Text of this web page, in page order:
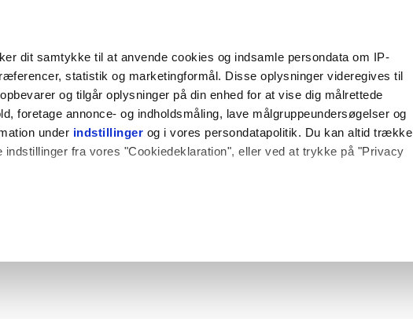
dit samtykke til at anvende cookies og indsamle persondata om IP-
statistik og marketingformål. Disse oplysninger videregives til
og tilgår oplysninger på din enhed for at vise dig målrettede
foretage annonce- og indholdsmåling, lave målgruppeundersøgelser og
under indstillinger og i vores persondatapolitik. Du kan altid trække
fra vores "Cookiedeklaration", eller ved at trykke på "Privacy
om din placering, der kan være nøjagtig inden for få meter